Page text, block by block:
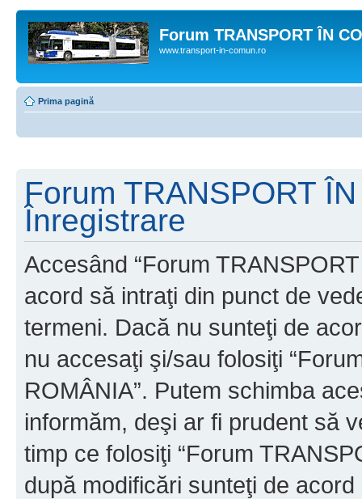
Forum TRANSPORT ÎN
www.transport-in-comun.ro
Prima pagină
Forum TRANSPORT
Înregistrare
Accesând “Forum
acord să intraţi din punct de
termeni. Dacă nu sunteţi de
nu accesaţi şi/sau folosiţi
ROMÂNIA”. Putem schimba
informăm, deşi ar fi prudent să
timp ce folosiţi “Forum
după modificări sunteţi de